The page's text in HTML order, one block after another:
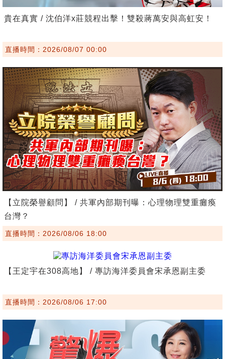
貴在真實 / 沈伯洋x莊競程出擊！雙殺蔣萬安與高虹安！
直播時間：2026/08/07 00:00
【立院榮譽顧問】 / 共軍內部期刊曝：心理物理雙重癱瘓
台灣？
直播時間：2026/08/06 18:00
【王定宇在308高地】 / 專訪海洋委員會宋承恩副主委
直播時間：2026/08/06 17:00